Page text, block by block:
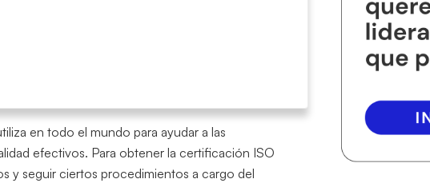
en todo el mundo para ayudar a las
efectivos. Para obtener la certificación ISO
y seguir ciertos procedimientos a cargo del